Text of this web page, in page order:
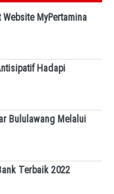
MyPertamina
Hadapi
Bululawang Melalui
Terbaik 2022